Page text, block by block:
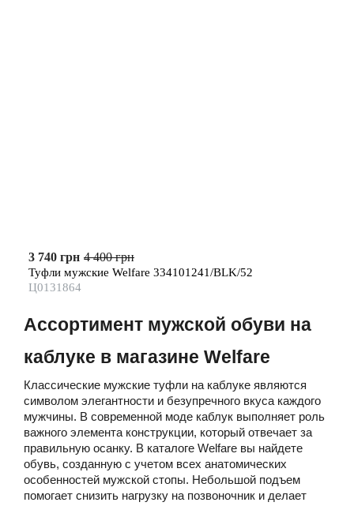
3 740 грн 4 400 грн
Туфли мужские Welfare 334101241/BLK/52
Ц0131864
Ассортимент мужской обуви на
каблуке в магазине Welfare
Классические мужские туфли на каблуке являются
символом элегантности и безупречного вкуса каждого
мужчины. В современной моде каблук выполняет роль
важного элемента конструкции, который отвечает за
правильную осанку. В каталоге Welfare вы найдете
обувь, созданную с учетом всех анатомических
особенностей мужской стопы. Небольшой подъем
помогает снизить нагрузку на позвоночник и делает